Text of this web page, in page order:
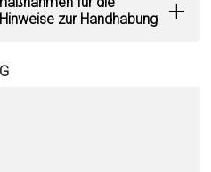
zur Handhabung